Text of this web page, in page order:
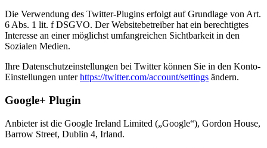
Die Verwendung des Twitter-Plugins erfolgt auf Grundlage von Art.
6 Abs. 1 lit. f DSGVO. Der Websitebetreiber hat ein berechtigtes
Interesse an einer möglichst umfangreichen Sichtbarkeit in den
Sozialen Medien.
Ihre Datenschutzeinstellungen bei Twitter können Sie in den Konto-
Einstellungen unterhttps://twitter.com/account/settings ändern.
Google+ Plugin
Anbieter ist die Google Ireland Limited („Google“), Gordon House,
Barrow Street, Dublin 4, Irland.